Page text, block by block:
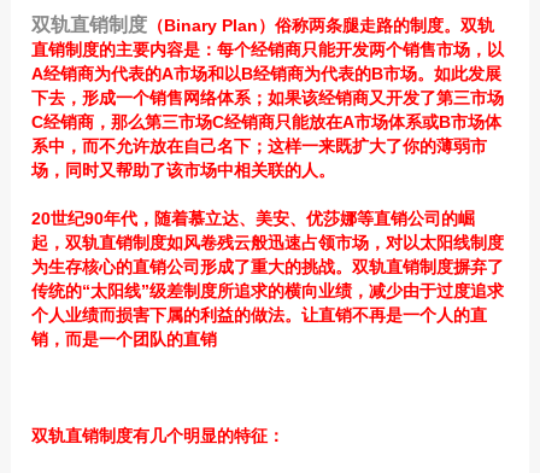
双轨直销制度 （Binary Plan）俗称两条腿走路的制度。双轨
直销制度的主要内容是：每个经销商只能开发两个销售市场，以
A经销商为代表的A市场和以B经销商为代表的B市场。如此发展
下去，形成一个销售网络体系；如果该经销商又开发了第三市场
C经销商，那么第三市场C经销商只能放在A市场体系或B市场体
系中，而不允许放在自己名下；这样一来既扩大了你的薄弱市
场，同时又帮助了该市场中相关联的人。
20世纪90年代，随着慕立达、美安、优莎娜等直销公司的崛
起，双轨直销制度如风卷残云般迅速占领市场，对以太阳线制度
为生存核心的直销公司形成了重大的挑战。双轨直销制度摒弃了
传统的“太阳线”级差制度所追求的横向业绩，减少由于过度追求
个人业绩而损害下属的利益的做法。让直销不再是一个人的直
销，而是一个团队的直销
双轨直销制度有几个明显的特征 ：